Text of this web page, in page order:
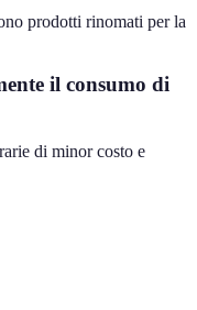
prodotti rinomati per la
il consumo di
di minor costo e